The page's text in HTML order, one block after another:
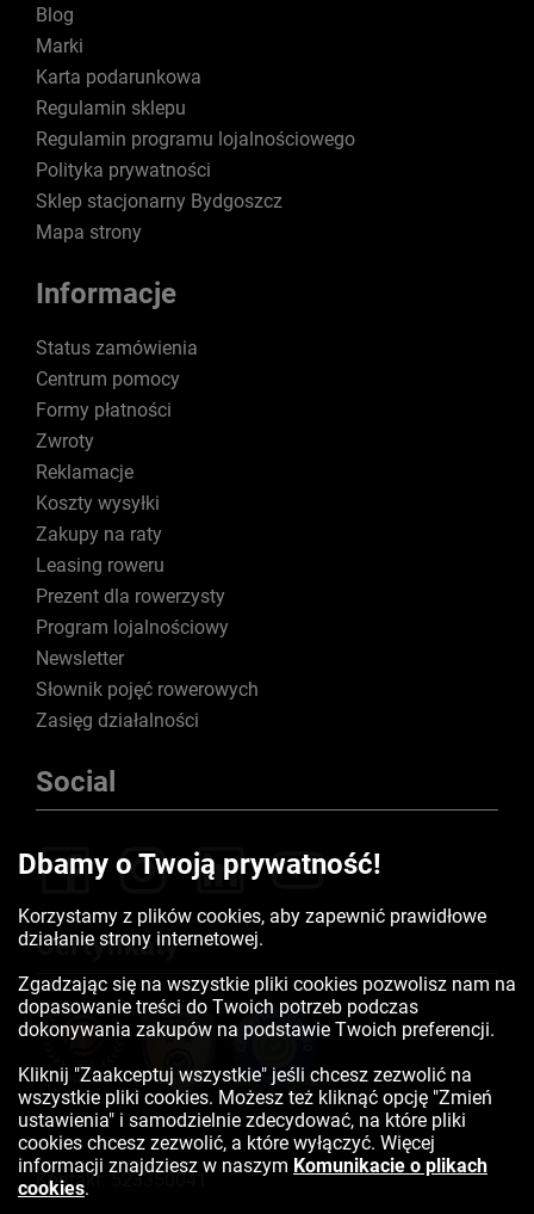
Blog
Marki
Karta podarunkowa
Regulamin sklepu
Regulamin programu lojalnościowego
Polityka prywatności
Sklep stacjonarny Bydgoszcz
Mapa strony
Informacje
Status zamówienia
Centrum pomocy
Formy płatności
Zwroty
Reklamacje
Koszty wysyłki
Zakupy na raty
Leasing roweru
Prezent dla rowerzysty
Program lojalnościowy
Newsletter
Słownik pojęć rowerowych
Zasięg działalności
Social
Certyfikaty
Kontakt:523350041
Dbamy o Twoją prywatność!
Korzystamy z plików cookies, aby zapewnić prawidłowe
działanie strony internetowej.
Zgadzając się na wszystkie pliki cookies pozwolisz nam na
dopasowanie treści do Twoich potrzeb podczas
dokonywania zakupów na podstawie Twoich preferencji.
Kliknij "Zaakceptuj wszystkie" jeśli chcesz zezwolić na
wszystkie pliki cookies. Możesz też kliknąć opcję "Zmień
ustawienia" i samodzielnie zdecydować, na które pliki
cookies chcesz zezwolić, a które wyłączyć. Więcej
informacji znajdziesz w naszym Komunikacie o plikach
cookies.